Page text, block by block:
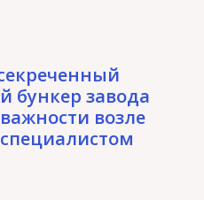
бункер завода
возле